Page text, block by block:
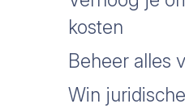
kosten
Beheer alles
Win